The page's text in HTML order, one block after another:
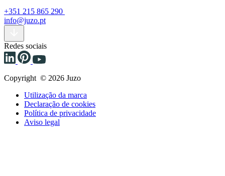
+351 215 865 290
info@juzo.pt
Redes sociais
Copyright © 2026 Juzo
Utilização da marca
Declaração de cookies
Política de privacidade
Aviso legal